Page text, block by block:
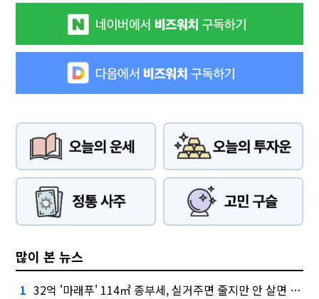
많이 본 뉴스
1 32억 '마래푸' 114㎡ 종부세, 실거주면 줄지만 안 살면 2.5배